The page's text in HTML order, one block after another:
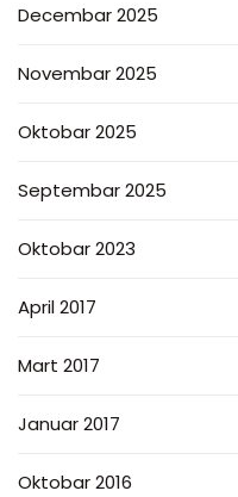
Decembar 2025
Novembar 2025
Oktobar 2025
Septembar 2025
Oktobar 2023
April 2017
Mart 2017
Januar 2017
Oktobar 2016